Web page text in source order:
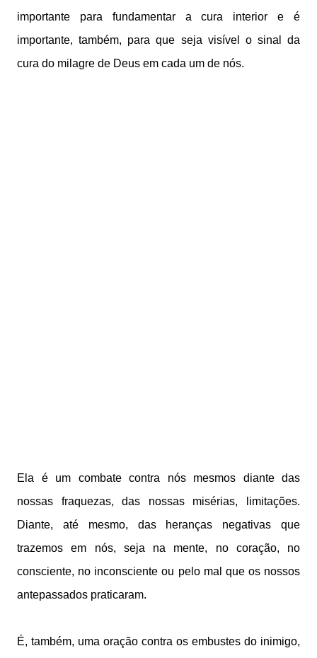
importante para fundamentar a cura interior e é
importante, também, para que seja visível o sinal da
cura do milagre de Deus em cada um de nós.
Ela é um combate contra nós mesmos diante das
nossas fraquezas, das nossas misérias, limitações.
Diante, até mesmo, das heranças negativas que
trazemos em nós, seja na mente, no coração, no
consciente, no inconsciente ou pelo mal que os nossos
antepassados praticaram.
É, também, uma oração contra os embustes do inimigo,